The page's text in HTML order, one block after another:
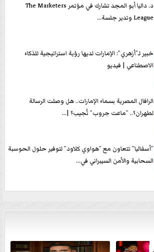
د. داليا أبو المجد تشارك في مؤتمر The Marketers
League وتدير جلسة...
خبير لـ”أزهري”: الإمارات لديها رؤية استراتيجية للذكاء
الاصطناعي | فيديو
الرافال المصرية بسماء الإمارات.. هل وصلت الرسالة
لطهران؟.. ”ماعت جروب” تُجيب؟ |...
”أسفاليا” تتعاون مع ”هواوي كلاود” لتوفير حلول الحوسبة
السحابية والأمن السيبراني في...